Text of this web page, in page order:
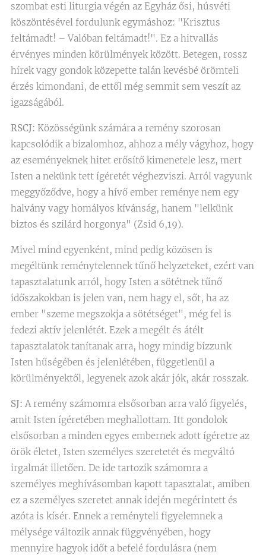
szombat esti liturgia végén az Egyház ősi, húsvéti
köszöntésével fordulunk egymáshoz: "Krisztus
feltámadt! – Valóban feltámadt!". Ez a hitvallás
érvényes minden körülmények között. Betegen, rossz
hírek vagy gondok közepette talán kevésbé örömteli
érzés kimondani, de ettől még semmit sem veszít az
igazságából.
RSCJ: Közösségünk számára a remény szorosan
kapcsolódik a bizalomhoz, ahhoz a mély vágyhoz, hogy
az eseményeknek hitet erősítő kimenetele lesz, mert
Isten a nekünk tett ígéretét véghezviszi. Arról vagyunk
meggyőződve, hogy a hívő ember reménye nem egy
halvány vagy homályos kívánság, hanem "lelkünk
biztos és szilárd horgonya" (Zsid 6,19).
Mivel mind egyenként, mind pedig közösen is
megéltünk reménytelennek tűnő helyzeteket, ezért van
tapasztalatunk arról, hogy Isten a sötétnek tűnő
időszakokban is jelen van, nem hagy el, sőt, ha az
ember "szeme megszokja a sötétséget", még fel is
fedezi aktív jelenlétét. Ezek a megélt és átélt
tapasztalatok tanítanak arra, hogy mindig bízzunk
Isten hűségében és jelenlétében, függetlenül a
körülményektől, legyenek azok akár jók, akár rosszak.
SJ: A remény számomra elsősorban arra való figyelés,
amit Isten ígéretében meghallottam. Itt gondolok
elsősorban a minden egyes embernek adott ígéretre az
örök életet, Isten személyes szeretetét és megváltó
irgalmát illetően. De ide tartozik számomra a
személyes meghívásomban kapott tapasztalat, amiben
ez a személyes szeretet annak idején megérintett és
azóta is kísér. Ennek a reményteli figyelemnek a
mélysége változik annak függvényében, hogy
mennyire hagyok időt a befelé fordulásra (nem